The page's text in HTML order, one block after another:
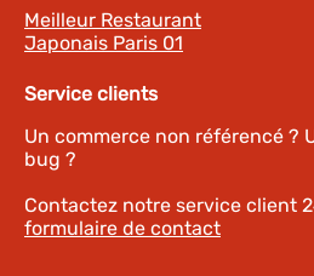
Meilleur Restaurant
Japonais Paris 01
Service clients
Un commerce non référencé ?
bug ?
Contactez notre service client
formulaire de contact